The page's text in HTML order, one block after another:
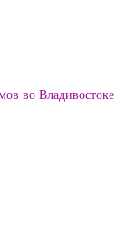
во Владивостоке